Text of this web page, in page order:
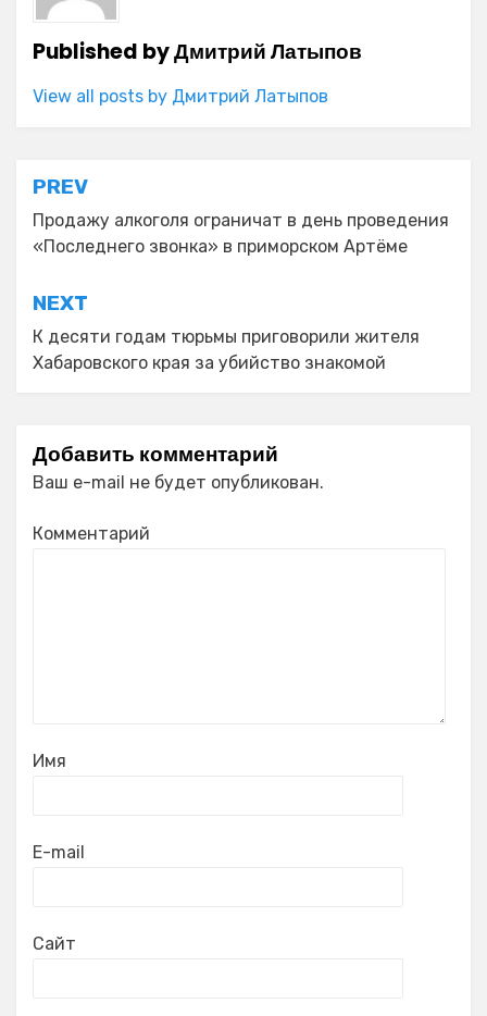
Published byДмитрий Латыпов
View all posts by Дмитрий Латыпов
Навигация
по
записям
PREV
Продажу алкоголя ограничат в день проведения
«Последнего звонка» в приморском Артёме
NEXT
К десяти годам тюрьмы приговорили жителя
Хабаровского края за убийство знакомой
Добавить комментарий
Ваш e-mail не будет опубликован.
Комментарий
Имя
E-mail
Сайт